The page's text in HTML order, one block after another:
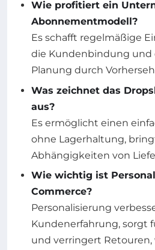
Wie profitiert ein
Abonnementmodell?
Es schafft regelmäßige
die Kundenbindung und
Planung durch
Was zeichnet das
aus?
Es ermöglicht einen
ohne Lagerhaltung,
Abhängigkeiten von
Wie wichtig ist
Commerce?
Personalisierung
Kundenerfahrung, sorgt
und verringert Retouren,